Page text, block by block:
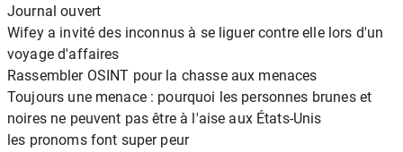
Journal ouvert
Wifey a invité des inconnus à se liguer contre elle lors d'un
voyage d'affaires
Rassembler OSINT pour la chasse aux menaces
Toujours une menace : pourquoi les personnes brunes et
noires ne peuvent pas être à l'aise aux États-Unis
les pronoms font super peur